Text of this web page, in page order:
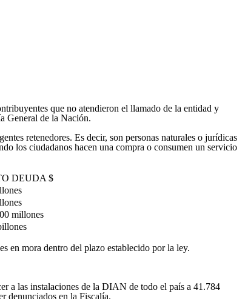
que no atendieron el llamado de la entidad y
General de la Nación.
retenedores. Es decir, son personas naturales o jurídicas
los ciudadanos hacen una compra o consumen un servicio
DEUDA $
millones
en mora dentro del plazo establecido por la ley.
a las instalaciones de la DIAN de todo el país a 41.784
denunciados en la Fiscalía.